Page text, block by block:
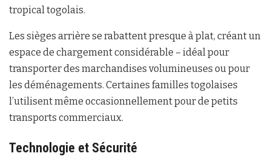
tropical togolais.
Les sièges arrière se rabattent presque à plat, créant un
espace de chargement considérable – idéal pour
transporter des marchandises volumineuses ou pour
les déménagements. Certaines familles togolaises
l’utilisent même occasionnellement pour de petits
transports commerciaux.
Technologie et Sécurité